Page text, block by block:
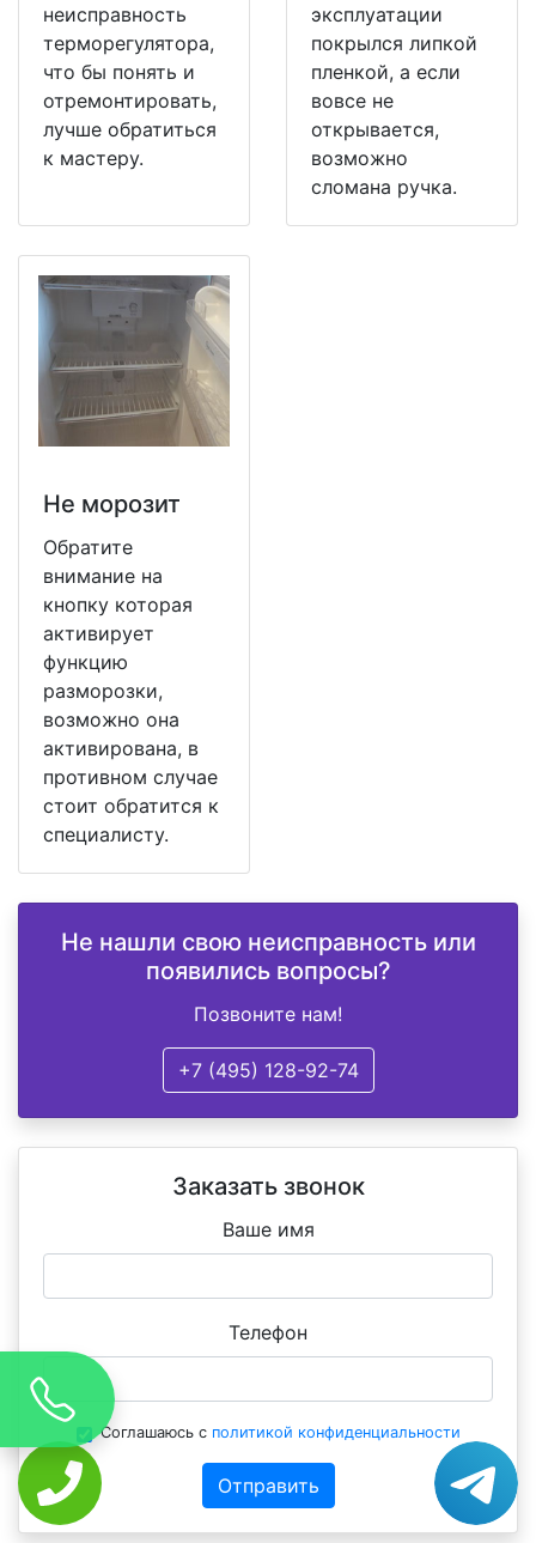
неисправность
терморегулятора,
что бы понять и
отремонтировать,
лучше обратиться
к мастеру.
эксплуатации
покрылся липкой
пленкой, а если
вовсе не
открывается,
возможно
сломана ручка.
Не морозит
Обратите
внимание на
кнопку которая
активирует
функцию
разморозки,
возможно она
активирована, в
противном случае
стоит обратится к
специалисту.
Не нашли свою неисправность или
появились вопросы?
Позвоните нам!
+7 (495) 128-92-74
Заказать звонок
Ваше имя
Телефон
Соглашаюсь с политикой конфиденциальности
Отправить